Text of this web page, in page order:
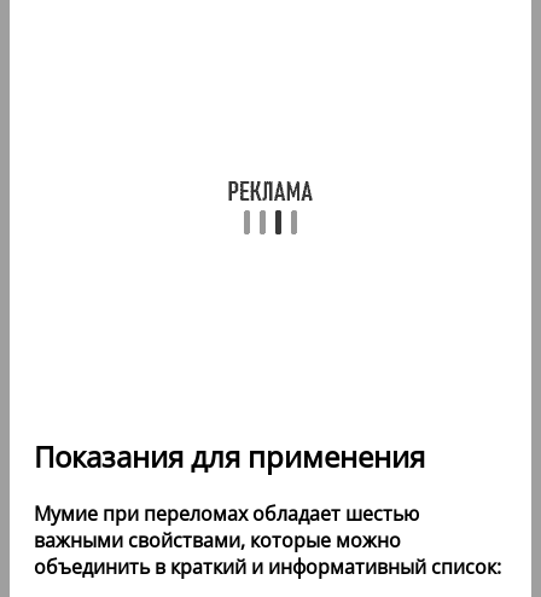
Показания для применения
Мумие при переломах обладает шестью
важными свойствами, которые можно
объединить в краткий и информативный список: